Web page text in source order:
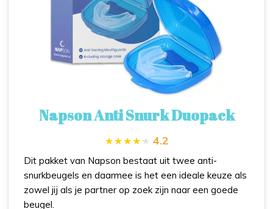
Napson Anti Snurk Duopack
4.2
Dit pakket van Napson bestaat uit twee anti-
snurkbeugels en daarmee is het een ideale keuze als
zowel jij als je partner op zoek zijn naar een goede
beugel.